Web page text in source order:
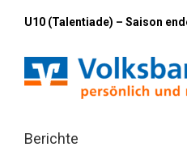
U10 (Talentiade) – Saison
Berichte